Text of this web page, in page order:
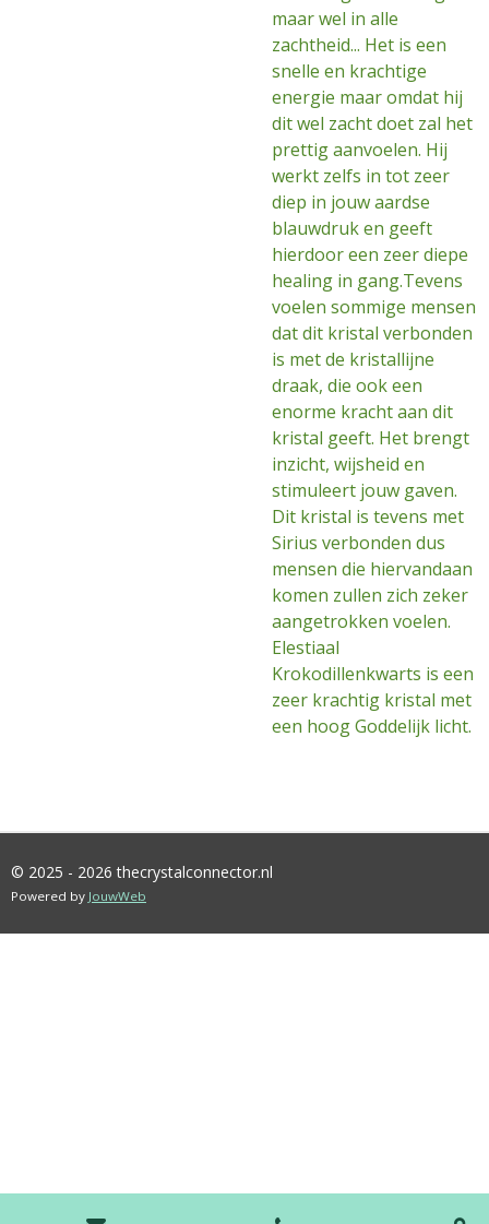
maar wel in alle
zachtheid... Het is een
snelle en krachtige
energie maar omdat hij
dit wel zacht doet zal het
prettig aanvoelen. Hij
werkt zelfs in tot zeer
diep in jouw aardse
blauwdruk en geeft
hierdoor een zeer diepe
healing in gang.Tevens
voelen sommige mensen
dat dit kristal verbonden
is met de kristallijne
draak, die ook een
enorme kracht aan dit
kristal geeft. Het brengt
inzicht, wijsheid en
stimuleert jouw gaven.
Dit kristal is tevens met
Sirius verbonden dus
mensen die hiervandaan
komen zullen zich zeker
aangetrokken voelen.
Elestiaal
Krokodillenkwarts is een
zeer krachtig kristal met
een hoog Goddelijk licht.
© 2025 - 2026 thecrystalconnector.nl
Powered by JouwWeb